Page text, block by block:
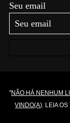
Seu email
"NÃO HÁ NENHUM
VINDO(A). LEIA OS